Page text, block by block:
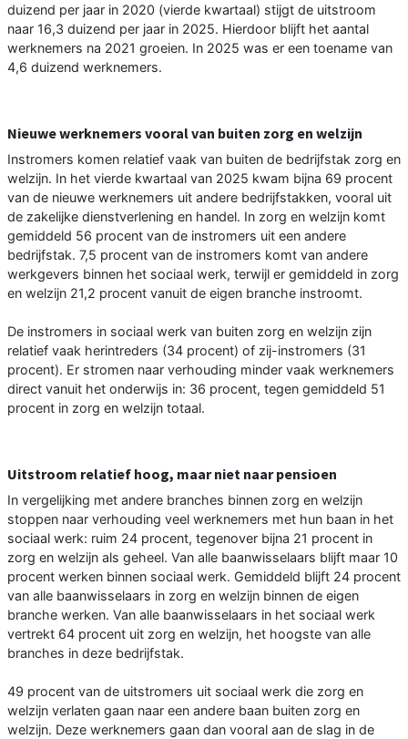
duizend per jaar in 2020 (vierde kwartaal) stijgt de uitstroom
naar 16,3 duizend per jaar in 2025. Hierdoor blijft het aantal
werknemers na 2021 groeien. In 2025 was er een toename van
4,6 duizend werknemers.
Nieuwe werknemers vooral van buiten zorg en welzijn
Instromers komen relatief vaak van buiten de bedrijfstak zorg en
welzijn. In het vierde kwartaal van 2025 kwam bijna 69 procent
van de nieuwe werknemers uit andere bedrijfstakken, vooral uit
de zakelijke dienstverlening en handel. In zorg en welzijn komt
gemiddeld 56 procent van de instromers uit een andere
bedrijfstak. 7,5 procent van de instromers komt van andere
werkgevers binnen het sociaal werk, terwijl er gemiddeld in zorg
en welzijn 21,2 procent vanuit de eigen branche instroomt.
De instromers in sociaal werk van buiten zorg en welzijn zijn
relatief vaak herintreders (34 procent) of zij-instromers (31
procent). Er stromen naar verhouding minder vaak werknemers
direct vanuit het onderwijs in: 36 procent, tegen gemiddeld 51
procent in zorg en welzijn totaal.
Uitstroom relatief hoog, maar niet naar pensioen
In vergelijking met andere branches binnen zorg en welzijn
stoppen naar verhouding veel werknemers met hun baan in het
sociaal werk: ruim 24 procent, tegenover bijna 21 procent in
zorg en welzijn als geheel. Van alle baanwisselaars blijft maar 10
procent werken binnen sociaal werk. Gemiddeld blijft 24 procent
van alle baanwisselaars in zorg en welzijn binnen de eigen
branche werken. Van alle baanwisselaars in het sociaal werk
vertrekt 64 procent uit zorg en welzijn, het hoogste van alle
branches in deze bedrijfstak.
49 procent van de uitstromers uit sociaal werk die zorg en
welzijn verlaten gaan naar een andere baan buiten zorg en
welzijn. Deze werknemers gaan dan vooral aan de slag in de